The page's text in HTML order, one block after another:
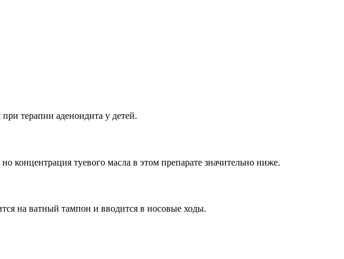
терапии аденоидита у детей.
концентрация туевого масла в этом препарате значительно ниже.
на ватный тампон и вводится в носовые ходы.